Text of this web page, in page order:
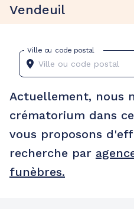
Vendeuil
Ville ou code postal
Actuellement, nous
crématorium dans
vous proposons
recherche par
funèbres.